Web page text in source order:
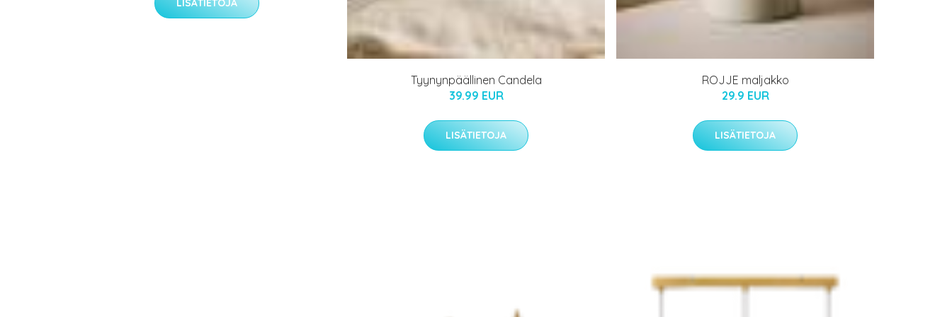
Tyynynpäällinen Candela
39.99 EUR
LISÄTIETOJA
ROJJE maljakko
29.9 EUR
LISÄTIETOJA